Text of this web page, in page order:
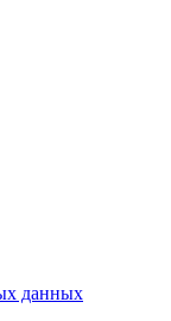
данных